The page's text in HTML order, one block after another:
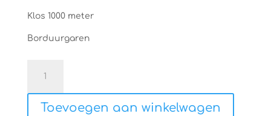
€6,60.
Klos 1000 meter
Borduurgaren
rayon
1141
aantal
Toevoegen aan winkelwagen